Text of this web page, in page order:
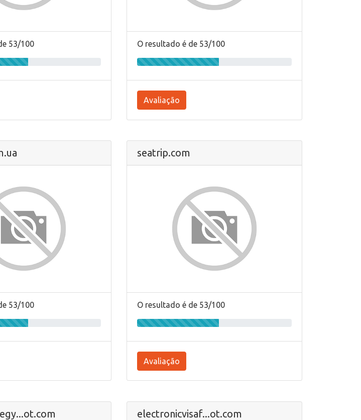
53/100 O resultado é de 53/100
Avaliação
53/100
seatrip.com
O resultado é de 53/100
Avaliação
electronicvisaf...ot.com